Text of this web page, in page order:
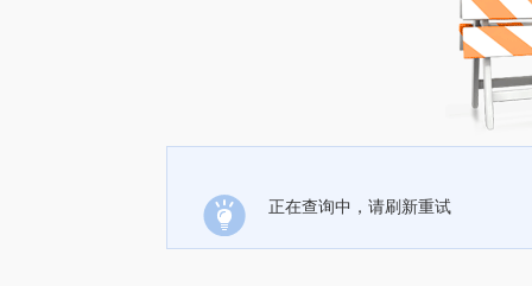
正在查询中，请刷新重试